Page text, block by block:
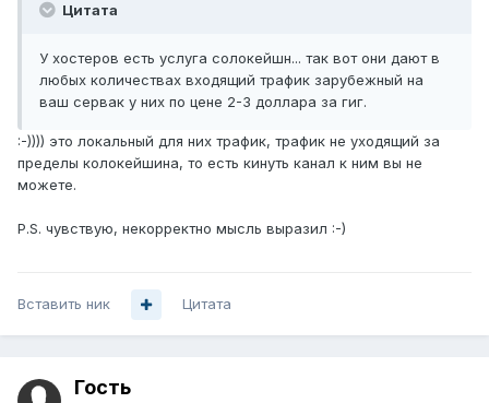
Цитата
У хостеров есть услуга солокейшн... так вот они дают в
любых количествах входящий трафик зарубежный на
ваш сервак у них по цене 2-3 доллара за гиг.
:-)))) это локальный для них трафик, трафик не уходящий за
пределы колокейшина, то есть кинуть канал к ним вы не
можете.
P.S. чувствую, некорректно мысль выразил :-)
Вставить ник Цитата
Гость